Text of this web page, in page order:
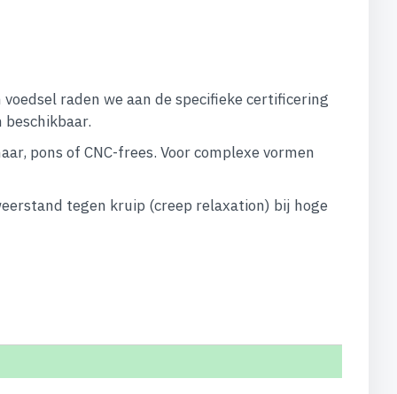
raden we aan de specifieke certificering
pons of CNC-frees. Voor complexe vormen
tegen kruip (creep relaxation) bij hoge